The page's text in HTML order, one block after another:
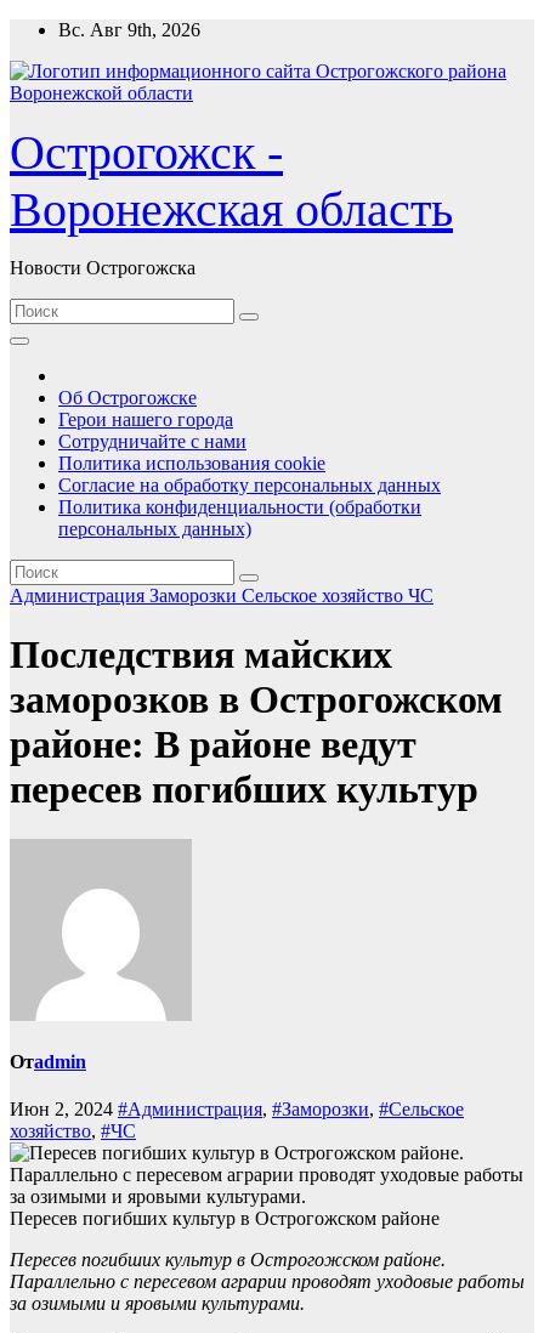
Перейти
содержимому
Вс. Авг 9th, 2026
Острогожск -
Воронежская область
Новости Острогожска
Об Острогожске
Герои нашего города
Сотрудничайте с нами
Политика использования cookie
Согласие на обработку персональных данных
Политика конфиденциальности (обработки
персональных данных)
Администрация Заморозки Сельское хозяйство ЧС
Последствия майских
заморозков в Острогожском
районе: В районе ведут
пересев погибших культур
Отadmin
Июн 2, 2024 #Администрация, #Заморозки, #Сельское
хозяйство, #ЧС
Пересев погибших культур в Острогожском районе
Пересев погибших культур в Острогожском районе.
Параллельно с пересевом аграрии проводят уходовые работы
за озимыми и яровыми культурами.